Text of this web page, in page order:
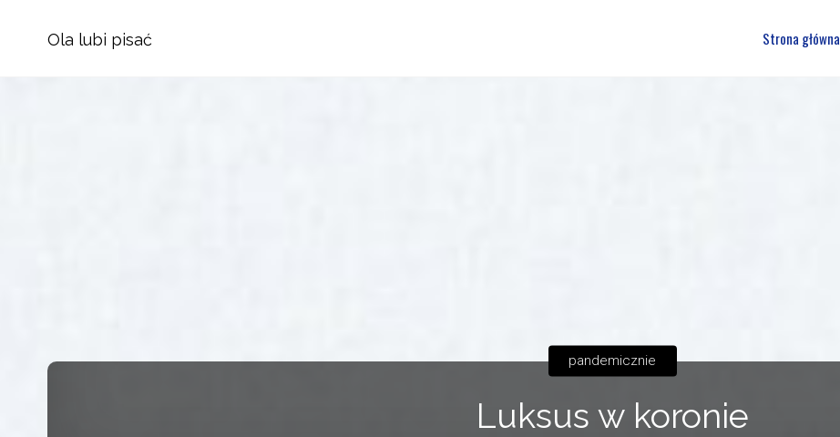
Ola lubi pisać Strona główna
Luksus w koronie
pandemicznie